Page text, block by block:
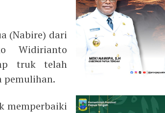
(Nabire) dari
Widirianto
truk telah
pemulihan.
memperbaiki